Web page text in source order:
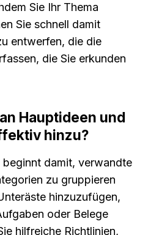
Sie Ihr Thema
Sie schnell damit
entwerfen, die die
die Sie erkunden
Hauptideen und
hinzu?
damit, verwandte
zu gruppieren
hinzuzufügen,
oder Belege
hilfreiche Richtlinien,